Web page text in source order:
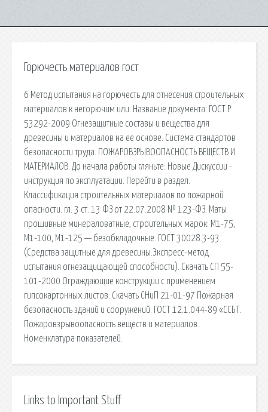
Горючесть материалов гост
6 Метод испытания на горючесть для отнесения строительных
материалов к негорючим или. Название документа: ГОСТ Р
53292-2009 Огнезащитные составы и вещества для
древесины и материалов на ее основе. Система стандартов
безопасности труда. ПОЖАРОВЗРЫВООПАСНОСТЬ ВЕЩЕСТВ И
МАТЕРИАЛОВ. До начала работы гляньте: Новые Дискуссии -
инструкция по эксплуатации. Перейти в раздел.
Классификация строительных материалов по пожарной
опасности. гл. 3 ст. 13 ФЗ от 22.07.2008 № 123-ФЗ. Маты
прошивные минераловатные, строительных марок: М1-75,
М1-100, М1-125 — безобкладочные. ГОСТ 30028.3-93
(Средства защитные для древесины.Экспресс-метод
испытания огнезащищающей способности). Скачать СП 55-
101-2000 Ограждающие конструкции с применением
гипсокартонных листов. Скачать СНиП 21-01-97 Пожарная
безопасность зданий и сооружений. ГОСТ 12.1.044-89 «ССБТ.
Пожаровзрывоопасность веществ и материалов.
Номенклатура показателей.
Links to Important Stuff